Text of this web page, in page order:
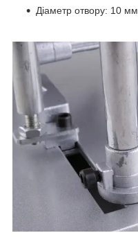
Діаметр отвору: 10 мм.